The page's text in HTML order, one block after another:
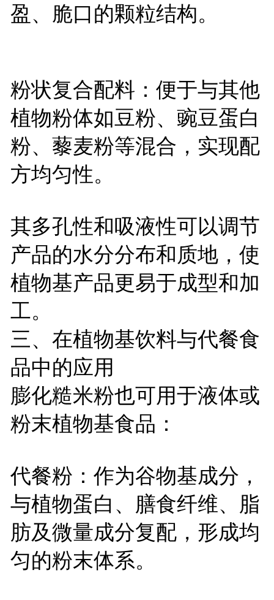
盈、脆口的颗粒结构。
粉状复合配料：便于与其他
植物粉体如豆粉、豌豆蛋白
粉、藜麦粉等混合，实现配
方均匀性。
其多孔性和吸液性可以调节
产品的水分分布和质地，使
植物基产品更易于成型和加
工。
三、在植物基饮料与代餐食
品中的应用
膨化糙米粉也可用于液体或
粉末植物基食品：
代餐粉：作为谷物基成分，
与植物蛋白、膳食纤维、脂
肪及微量成分复配，形成均
匀的粉末体系。